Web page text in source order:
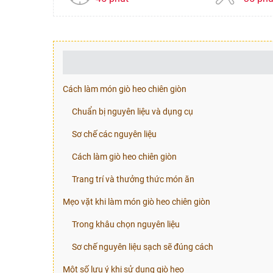
Cách làm món giò heo chiên giòn
Chuẩn bị nguyên liệu và dụng cụ
Sơ chế các nguyên liệu
Cách làm giò heo chiên giòn
Trang trí và thưởng thức món ăn
Mẹo vặt khi làm món giò heo chiên giòn
Trong khâu chọn nguyên liệu
Sơ chế nguyên liệu sạch sẽ đúng cách
Một số lưu ý khi sử dụng giò heo